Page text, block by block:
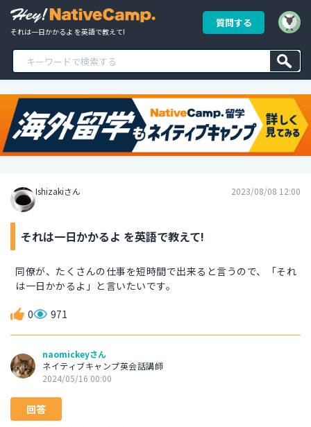
それは一日かかるよ を英語で教えて!
質問する
Ishizakiさん 2023/08/08 12:00
それは一日かかるよ を英語で教えて!
同僚が、たくさんの仕事を短時間で出来ると言うので、「それ
は一日かかるよ」と言いたいです。
0 971
naomickeyさん
ネイティブキャンプ英会話講師
2024/05/16 00:00
回答